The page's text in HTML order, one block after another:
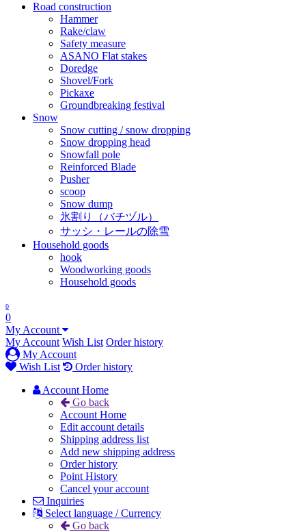
Road construction
Hammer
Rake/claw
Safety measure
ASANO Flat stakes
Doredge
Shovel/Fork
Pickaxe
Groundbreaking festival
Snow
Snow cutting / snow dropping
Snow dropping head
Snowfall pole
Reinforced Blade
Pusher
scoop
Snow dump
氷割り（バチヅル）
サッシ・レールの除雪
Household goods
hook
Woodworking goods
Household goods
0
0
My Account
My Account Wish List Order history
My Account
Wish List
Order history
Account Home
Go back
Account Home
Edit account details
Shipping address list
Add new shipping address
Order history
Point History
Cancel your account
Inquiries
Select language / Currency
Go back